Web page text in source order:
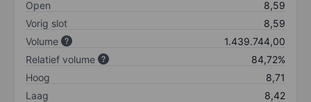
Open
8,59
Vorig slot
8,59
Volume
1.439.744,00
Relatief volume
84,72%
Hoog
8,71
Laag
8,42